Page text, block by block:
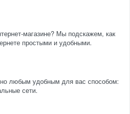
магазине? Мы подскажем, как
простыми и удобными.
любым удобным для вас способом:
сети.